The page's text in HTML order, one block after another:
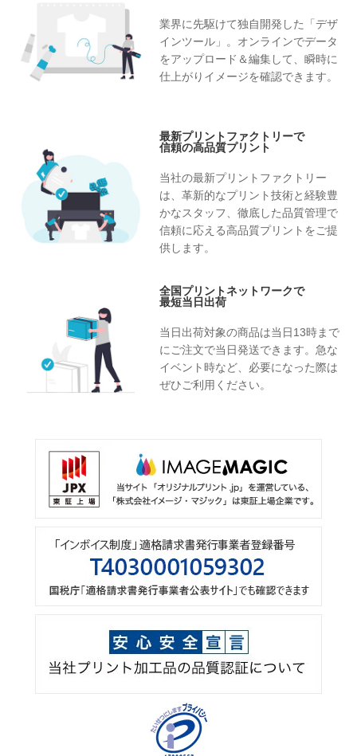
決済代行会社 佐川急便株式会社／株式会社ラクーンフィ
ナンシャル／ソフトバンク・ペイメント・サービス株式会
社
運送会社 佐川急便株式会社／ヤマト運輸株式会社
ことがあります。この場合、個人情報保護水準の高い委託
先を選定し、個人情報の適正管理、機密保持についての契
約を締結し、適切な管理を実施させます。
5.個人情報の開示等の請求
ご本人様は、当社に対して、本件に関する個人情報の開示
等に関して、下記の当社問合せ窓口に申し出ることができ
株式会社イメージ・マジック 個人情報問合せ窓口
〒112-0002 東京都文京区小石川1－3－11 ライジングスク
エア後楽園5F
Mail：privacy@imagemagic.co.jp
※ 土曜日・日曜日、祝日、年末年始、ゴールデンウィーク
ご本人様が、当社に個人情報を提供されるかどうかは任意
によるものです。ただし、必要な項目をいただけない場
合、適切な対応ができない場合があります。
7.ご本人が容易に認識できない方法による個人情報の取
得
当社サイトの一部ではクッキー（Cookie）を利用しており
ます。これは、ご本人様が当社のサイトに再度訪問された
際、より便利に当社サイトをご覧いただくためのものであ
り、ご本人様のプライバシーを侵害するものでなく、か
業界に先駆けて独自開発した「デザ
インツール」。オンラインでデータ
をアップロード＆編集して、瞬時に
仕上がりイメージを確認できます。
最新プリントファクトリーで
信頼の高品質プリント
当社の最新プリントファクトリー
は、革新的なプリント技術と経験豊
かなスタッフ、徹底した品質管理で
信頼に応える高品質プリントをご提
供します。
全国プリントネットワークで
最短当日出荷
当日出荷対象の商品は当日13時まで
にご注文で当日発送できます。急な
イベント時など、必要になった際は
ぜひご利用ください。